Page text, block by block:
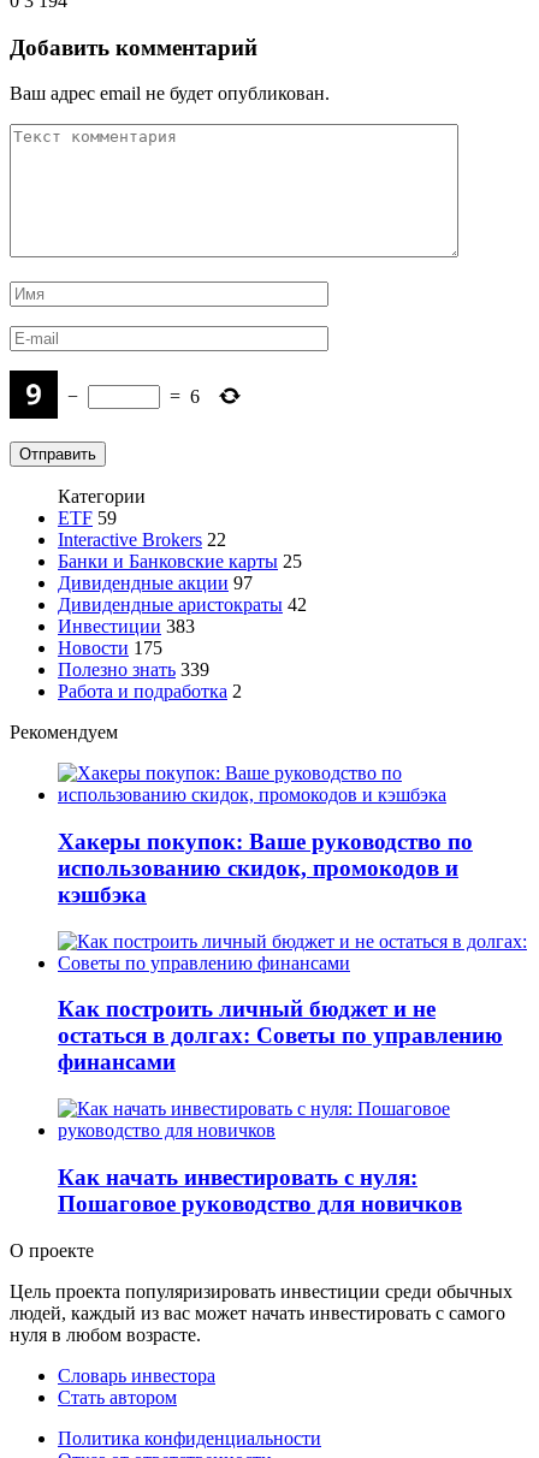
Добавить комментарий
Ваш адрес email не будет опубликован.
− = 6
Категории
ETF 59
Interactive Brokers 22
Банки и Банковские карты 25
Дивидендные акции 97
Дивидендные аристократы 42
Инвестиции 383
Новости 175
Полезно знать 339
Работа и подработка 2
Рекомендуем
Хакеры покупок: Ваше руководство по
использованию скидок, промокодов и
кэшбэка
Как построить личный бюджет и не
остаться в долгах: Советы по управлению
финансами
Как начать инвестировать с нуля:
Пошаговое руководство для новичков
О проекте
Цель проекта популяризировать инвестиции среди обычных
людей, каждый из вас может начать инвестировать с самого
нуля в любом возрасте.
Словарь инвестора
Стать автором
Политика конфиденциальности